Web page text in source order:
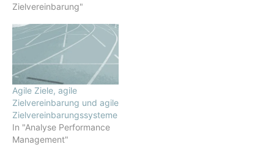
Zielvereinbarung"
Agile Ziele, agile
Zielvereinbarung und agile
Zielvereinbarungssysteme
In "Analyse Performance
Management"